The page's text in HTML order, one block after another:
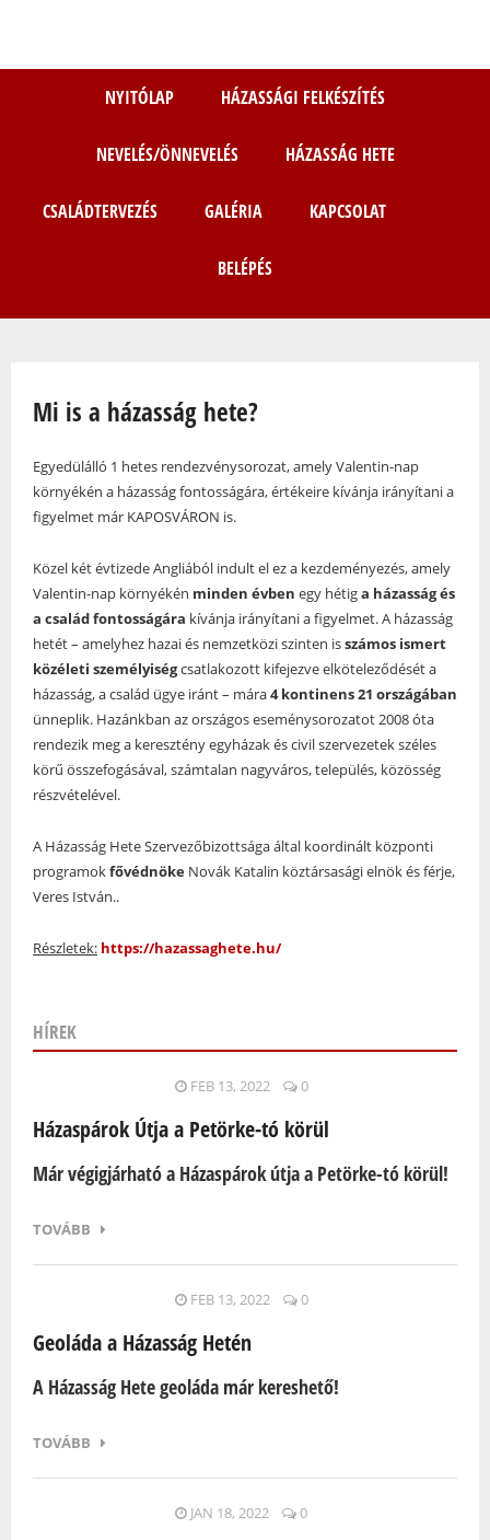
NYITÓLAP HÁZASSÁGI FELKÉSZÍTÉS
NEVELÉS/ÖNNEVELÉS HÁZASSÁG HETE
CSALÁDTERVEZÉS GALÉRIA KAPCSOLAT
BELÉPÉS
Mi is a házasság hete?
Egyedülálló 1 hetes rendezvénysorozat, amely Valentin-nap
környékén a házasság fontosságára, értékeire kívánja irányítani a
figyelmet már KAPOSVÁRON is.
Közel két évtizede Angliából indult el ez a kezdeményezés, amely
Valentin-nap környékén minden évben egy hétiga házasság és
a család fontosságára kívánja irányítani a figyelmet. A házasság
hetét – amelyhez hazai és nemzetközi szinten isszámos ismert
közéleti személyiségcsatlakozott kifejezve elköteleződését a
házasság, a család ügye iránt – mára4 kontinens 21 országában
ünneplik. Hazánkban az országos eseménysorozatot 2008 óta
rendezik meg a keresztény egyházak és civil szervezetek széles
körű összefogásával, számtalan nagyváros, település, közösség
részvételével.
A Házasság Hete Szervezőbizottsága által koordinált központi
programokfővédnöke Novák Katalin köztársasági elnök és férje,
Veres István..
Részletek: https://hazassaghete.hu/
HÍREK
FEB 13, 2022 0
Házaspárok Útja a Petörke-tó körül
Már végigjárható a Házaspárok útja a Petörke-tó körül!
TOVÁBB
FEB 13, 2022 0
Geoláda a Házasság Hetén
A Házasság Hete geoláda már kereshető!
TOVÁBB
JAN 18, 2022 0